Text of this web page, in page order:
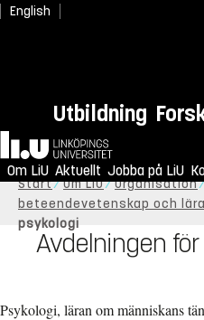
English
Utbildning
Hem
Om LiU Aktuellt Jobba på LiU
Start Om LiU Organisation
beteendevetenskap och
psykologi
Avdelningen
Psykologi, läran om människans